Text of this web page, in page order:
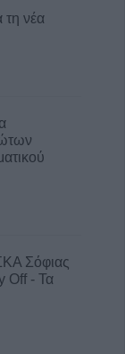
τη νέα
Σόφιας
Off - Τα